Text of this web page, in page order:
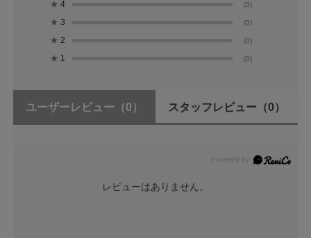
★ 4 (0)
★ 3 (0)
★ 2 (0)
★ 1 (0)
ユーザーレビュー （0） スタッフレビュー （0）
レビューはありません。